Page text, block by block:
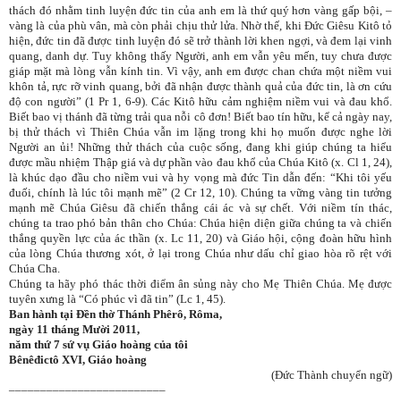
thách đó nhằm tinh luyện đức tin của anh em là thứ quý hơn vàng gấp bội, –
vàng là của phù vân, mà còn phải chịu thử lửa. Nhờ thế, khi Đức Giêsu Kitô tỏ
hiện, đức tin đã được tinh luyện đó sẽ trở thành lời khen ngợi, và đem lại vinh
quang, danh dự. Tuy không thấy Người, anh em vẫn yêu mến, tuy chưa được
giáp mặt mà lòng vẫn kính tin. Vì vậy, anh em được chan chứa một niềm vui
khôn tả, rực rỡ vinh quang, bởi đã nhận được thành quả của đức tin, là ơn cứu
độ con người” (1 Pr 1, 6-9). Các Kitô hữu cảm nghiệm niềm vui và đau khổ.
Biết bao vị thánh đã từng trải qua nỗi cô đơn! Biết bao tín hữu, kể cả ngày nay,
bị thử thách vì Thiên Chúa vẫn im lặng trong khi họ muốn được nghe lời
Người an ủi! Những thử thách của cuộc sống, đang khi giúp chúng ta hiểu
được mầu nhiệm Thập giá và dự phần vào đau khổ của Chúa Kitô (x. Cl 1, 24),
là khúc dạo đầu cho niềm vui và hy vọng mà đức Tin dẫn đến: “Khi tôi yếu
đuối, chính là lúc tôi mạnh mẽ” (2 Cr 12, 10). Chúng ta vững vàng tin tưởng
mạnh mẽ Chúa Giêsu đã chiến thắng cái ác và sự chết. Với niềm tín thác,
chúng ta trao phó bản thân cho Chúa: Chúa hiện diện giữa chúng ta và chiến
thắng quyền lực của ác thần (x. Lc 11, 20) và Giáo hội, cộng đoàn hữu hình
của lòng Chúa thương xót, ở lại trong Chúa như dấu chỉ giao hòa rõ rệt với
Chúa Cha.
Chúng ta hãy phó thác thời điểm ân sủng này cho Mẹ Thiên Chúa. Mẹ được
tuyên xưng là “Có phúc vì đã tin” (Lc 1, 45).
Ban hành tại Đền thờ Thánh Phêrô, Rôma,
ngày 11 tháng Mười 2011,
năm thứ 7 sứ vụ Giáo hoàng của tôi
Bênêđictô XVI, Giáo hoàng
(Đức Thành chuyển ngữ)
–––––––––––––––––––––––––